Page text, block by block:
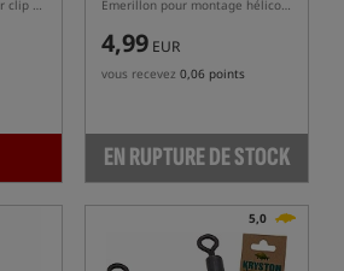
T-shirt de protection pour clip sécurisé Émerillon pour montage hélicoptère/Chod
4,99 EUR
vous recevez 0,06 points
EN RUPTURE DE STOCK
5,0